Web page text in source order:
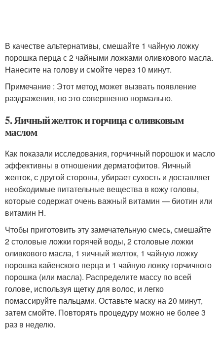
В качестве альтернативы, смешайте 1 чайную ложку
порошка перца с 2 чайными ложками оливкового масла.
Нанесите на голову и смойте через 10 минут.
Примечание : Этот метод может вызвать появление
раздражения, но это совершенно нормально.
5. Яичный желток и горчица с оливковым
маслом
Как показали исследования, горчичный порошок и масло
эффективны в отношении дерматофитов. Яичный
желток, с другой стороны, убирает сухость и доставляет
необходимые питательные вещества в кожу головы,
которые содержат очень важный витамин — биотин или
витамин Н.
Чтобы приготовить эту замечательную смесь, смешайте
2 столовые ложки горячей воды, 2 столовые ложки
оливкового масла, 1 яичный желток, 1 чайную ложку
порошка кайенского перца и 1 чайную ложку горчичного
порошка (или масла). Распределите массу по всей
голове, используя щетку для волос, и легко
помассируйте пальцами. Оставьте маску на 20 минут,
затем смойте. Повторять процедуру можно не более 3
раз в неделю.